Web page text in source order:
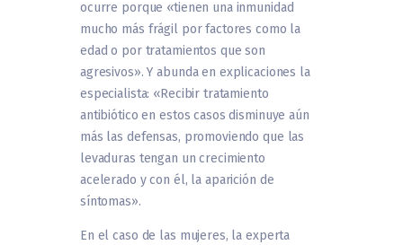
ocurre porque «tienen una inmunidad
mucho más frágil por factores como la
edad o por tratamientos que son
agresivos». Y abunda en explicaciones la
especialista: «Recibir tratamiento
antibiótico en estos casos disminuye aún
más las defensas, promoviendo que las
levaduras tengan un crecimiento
acelerado y con él, la aparición de
síntomas».
En el caso de las mujeres, la experta